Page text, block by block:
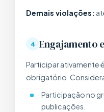
Demais violações:
4 Engajamento
Participar ativamente
obrigatório.
Participação no
publicações.